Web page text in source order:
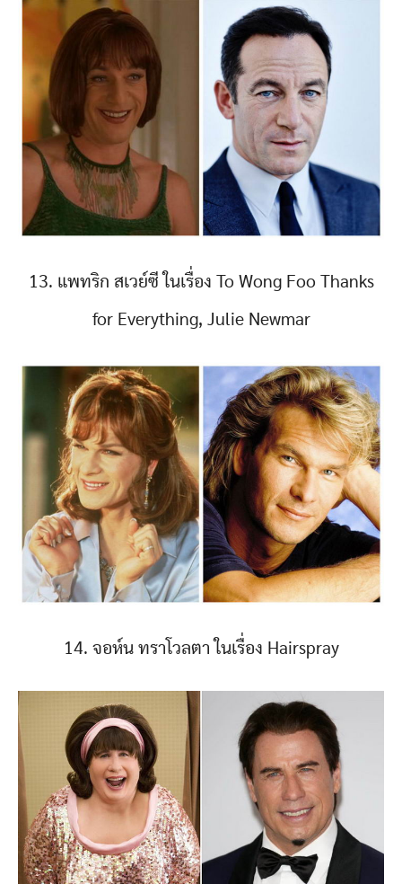
13. แพทริก สเวย์ซี ในเรื่อง To Wong Foo Thanks
for Everything, Julie Newmar
14. จอห์น ทราโวลตา ในเรื่อง Hairspray